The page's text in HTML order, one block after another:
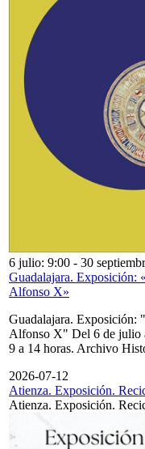
6 julio: 9:00 - 30
Guadalajara. Exposición:
Alfonso X»
Guadalajara. Exposición:
Alfonso X" Del 6 de julio
9 a 14 horas. Archivo
2026-07-12
Atienza. Exposición.
Atienza. Exposición.